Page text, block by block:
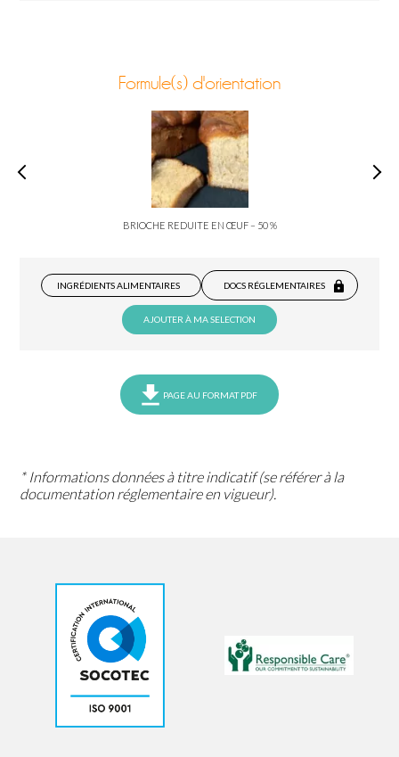
Formule(s) d'orientation
BRIOCHE REDUITE EN ŒUF – 50 %
INGRÉDIENTS ALIMENTAIRES DOCS RÉGLEMENTAIRES
AJOUTER À MA SELECTION
PAGE AU FORMAT PDF
* Informations données à titre indicatif (se référer à la
documentation réglementaire en vigueur).